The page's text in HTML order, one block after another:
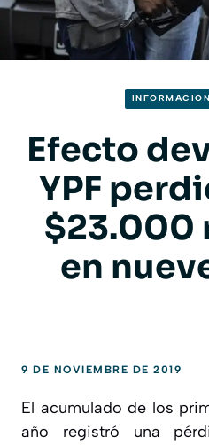
Efecto
YPF
$23.000
en
9 DE NOVIEMBRE DE 2019
El acumulado de los
año registró una